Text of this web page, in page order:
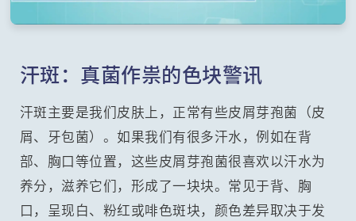
汗斑：真菌作祟的色块警讯
汗斑主要是我们皮肤上，正常有些皮屑芽孢菌（皮
屑、牙包菌）。如果我们有很多汗水，例如在背
部、胸口等位置，这些皮屑芽孢菌很喜欢以汗水为
养分，滋养它们，形成了一块块。常见于背、胸
口，呈现白、粉红或啡色斑块，颜色差异取决于发